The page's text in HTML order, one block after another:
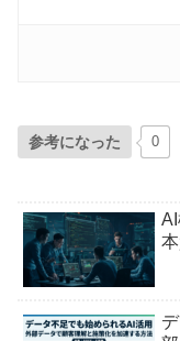
参考になった 0